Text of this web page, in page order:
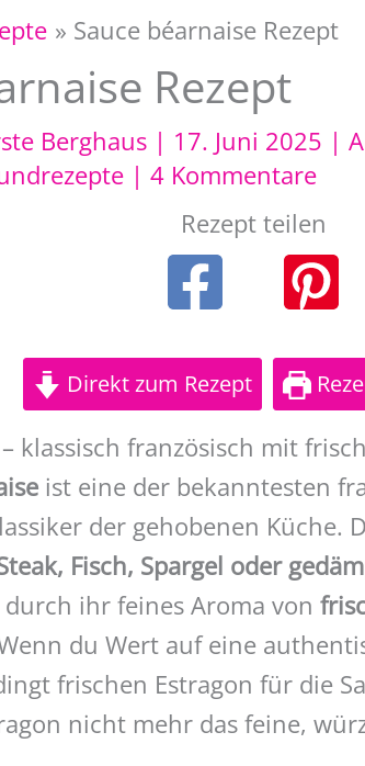
Sauce béarnaise Rezept
Rezept
Berghaus | 17. Juni 2025 |
| 4 Kommentare
Rezept teilen
Direkt zum Rezept
klassisch französisch mit
ist eine der bekanntesten
der gehobenen Küche.
Fisch, Spargel oder
ihr feines Aroma von
du Wert auf eine
frischen Estragon für die
nicht mehr das feine,